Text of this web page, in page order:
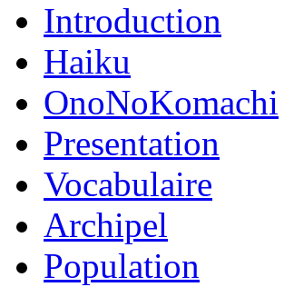
Introduction
Haiku
OnoNoKomachi
Presentation
Vocabulaire
Archipel
Population